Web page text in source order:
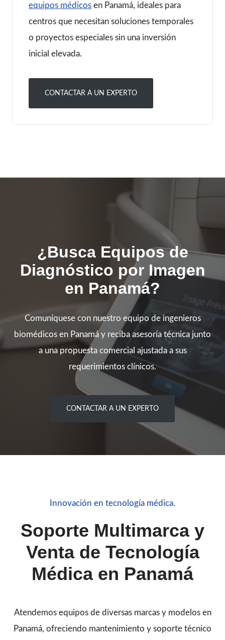
equipos médicos en Panamá, ideales para
centros que necesitan soluciones temporales
o proyectos especiales sin una inversión
inicial elevada.
CONTACTAR A UN EXPERTO
¿Busca Equipos de
Diagnóstico por Imagen
en Panamá?
Comuníquese con nuestro equipo de ingenieros
biomédicos en Panamá y reciba asesoría técnica junto
a una propuesta comercial ajustada a sus
requerimientos clínicos.
CONTACTAR A UN EXPERTO
Innovación en tecnología médica.
Soporte Multimarca y
Venta de Tecnología
Médica en Panamá
Atendemos equipos de diversas marcas y modelos en
Panamá, ofreciendo mantenimiento y soporte técnico